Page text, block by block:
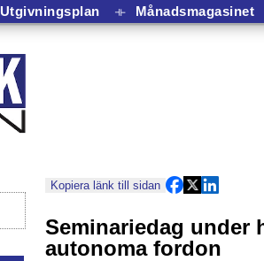
Utgivningsplan ⟛ Månadsmagasinet
Kopiera länk till sidan
Seminariedag under
autonoma fordon